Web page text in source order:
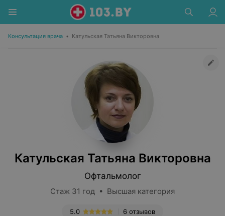
Консультация врача • Катульская Татьяна Викторовна
Катульская Татьяна Викторовна
Офтальмолог
Стаж 31 год • Высшая категория
6 отзывов
5.0